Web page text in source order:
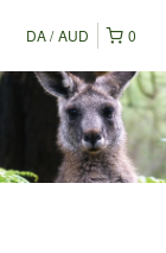
0
DA AUD